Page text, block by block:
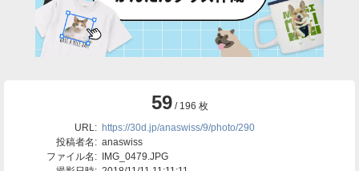
59 / 196 枚
URL: https://30d.jp/anaswiss/9/photo/290
投稿者名: anaswiss
ファイル名: IMG_0479.JPG